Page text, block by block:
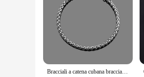
Bracciali a catena cubana bracciale in acciaio inossidabile catena a chiglia 3/5 Mm Curb per uomo donna spedizione gratuita offerta di fabbrica gioielli Punk